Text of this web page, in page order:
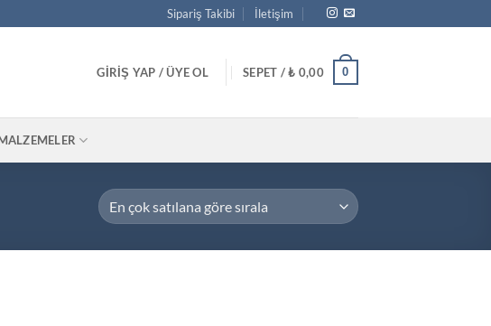
Sipariş Takibi İletişim
GIRIŞ YAP / ÜYE OL SEPET /₺ 0,00 0